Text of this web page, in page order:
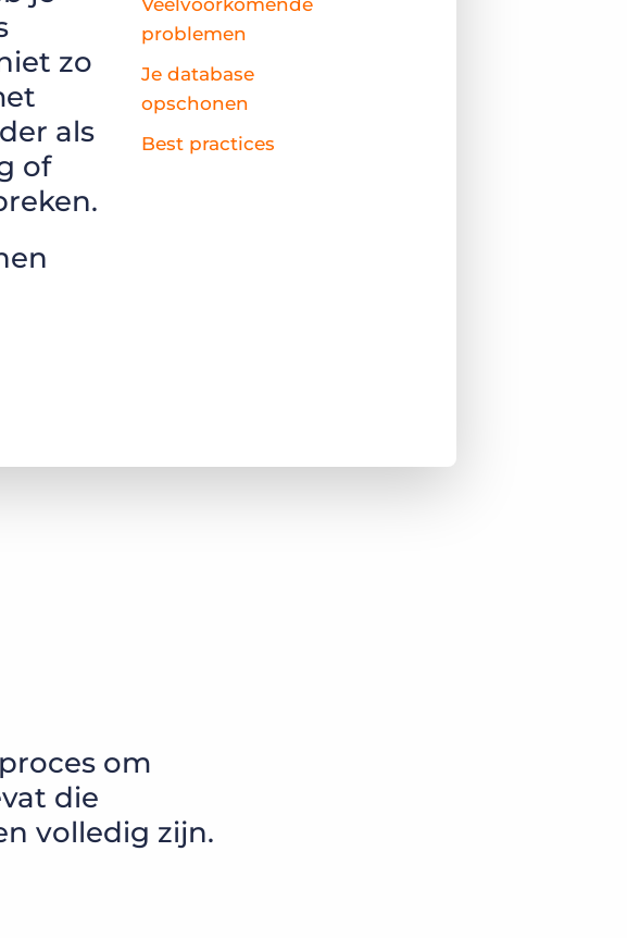
zo
als
of
Veelvoorkomende
problemen
Je database
opschonen
Best practices
om
die
volledig zijn.